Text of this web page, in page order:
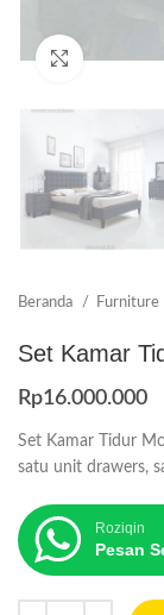
Click to
Beranda Furniture
Set Kamar
Rp16.000.000
Set Kamar Tidur
satu unit drawers,
Roziqin
Pesan